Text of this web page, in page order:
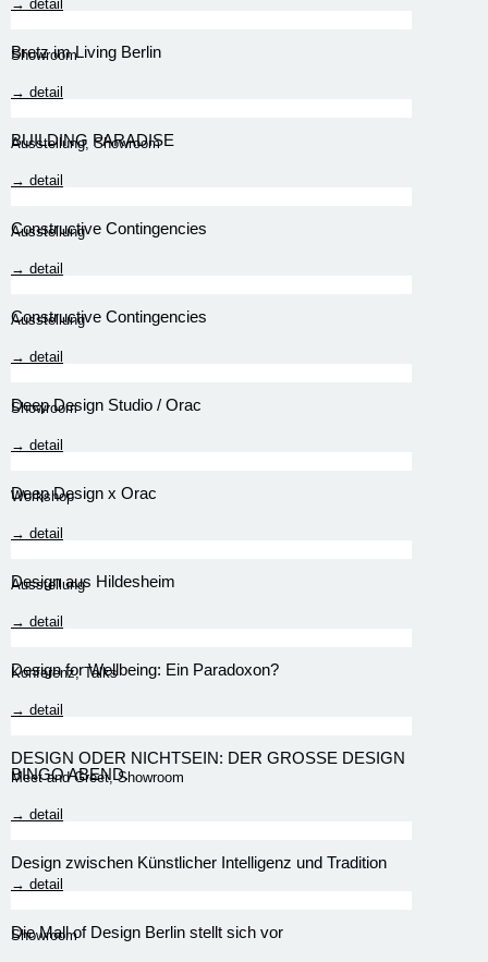
→ detail
Bretz im Living Berlin
Showroom
→ detail
BUILDING PARADISE
Ausstellung, Showroom
→ detail
Constructive Contingencies
Ausstellung
→ detail
Constructive Contingencies
Ausstellung
→ detail
Deep Design Studio / Orac
Showroom
→ detail
Deep Design x Orac
Workshop
→ detail
Design aus Hildesheim
Ausstellung
→ detail
Design for Wellbeing: Ein Paradoxon?
Konferenz,Talks
→ detail
DESIGN ODER NICHTSEIN: DER GROSSE DESIGN
BINGO ABEND.
Meet and Greet,Showroom
→ detail
Design zwischen Künstlicher Intelligenz und Tradition
→ detail
Die Mall of Design Berlin stellt sich vor
Showroom